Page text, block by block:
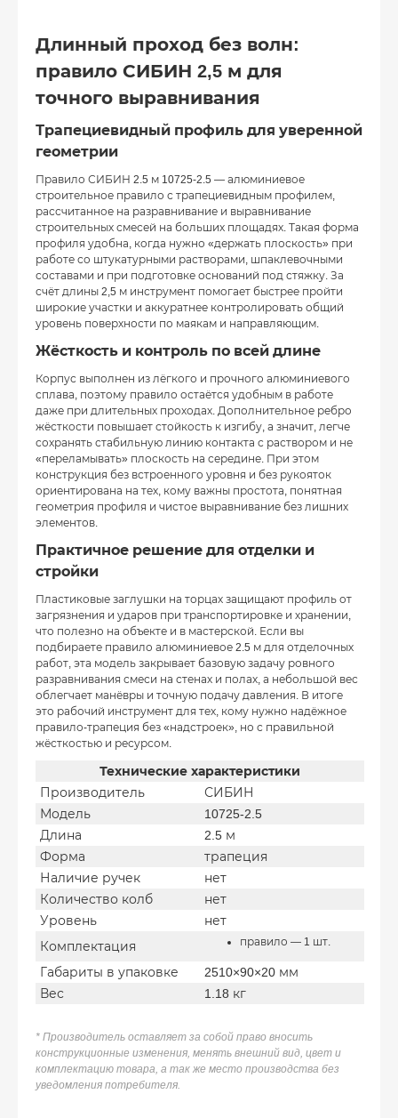
Длинный проход без волн:
правило СИБИН 2,5 м для
точного выравнивания
Трапециевидный профиль для уверенной
геометрии
Правило СИБИН 2.5 м 10725-2.5 — алюминиевое
строительное правило с трапециевидным профилем,
рассчитанное на разравнивание и выравнивание
строительных смесей на больших площадях. Такая форма
профиля удобна, когда нужно «держать плоскость» при
работе со штукатурными растворами, шпаклевочными
составами и при подготовке оснований под стяжку. За
счёт длины 2,5 м инструмент помогает быстрее пройти
широкие участки и аккуратнее контролировать общий
уровень поверхности по маякам и направляющим.
Жёсткость и контроль по всей длине
Корпус выполнен из лёгкого и прочного алюминиевого
сплава, поэтому правило остаётся удобным в работе
даже при длительных проходах. Дополнительное ребро
жёсткости повышает стойкость к изгибу, а значит, легче
сохранять стабильную линию контакта с раствором и не
«переламывать» плоскость на середине. При этом
конструкция без встроенного уровня и без рукояток
ориентирована на тех, кому важны простота, понятная
геометрия профиля и чистое выравнивание без лишних
элементов.
Практичное решение для отделки и
стройки
Пластиковые заглушки на торцах защищают профиль от
загрязнения и ударов при транспортировке и хранении,
что полезно на объекте и в мастерской. Если вы
подбираете правило алюминиевое 2.5 м для отделочных
работ, эта модель закрывает базовую задачу ровного
разравнивания смеси на стенах и полах, а небольшой вес
облегчает манёвры и точную подачу давления. В итоге
это рабочий инструмент для тех, кому нужно надёжное
правило-трапеция без «надстроек», но с правильной
жёсткостью и ресурсом.
Технические характеристики
Производитель
СИБИН
Модель
10725-2.5
Длина
2.5 м
Форма
трапеция
Наличие ручек
нет
Количество колб
нет
Уровень
нет
Комплектация
правило — 1 шт.
Габариты в упаковке
2510×90×20 мм
Вес
1.18 кг
* Производитель оставляет за собой право вносить
конструкционные изменения, менять внешний вид, цвет и
комплектацию товара, а так же место производства без
уведомления потребителя.